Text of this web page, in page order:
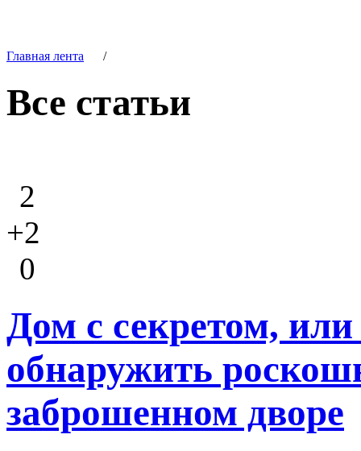
Главная лента /
Все статьи
2
+2
0
Дом с секретом,
обнаружить
заброшенном дворе